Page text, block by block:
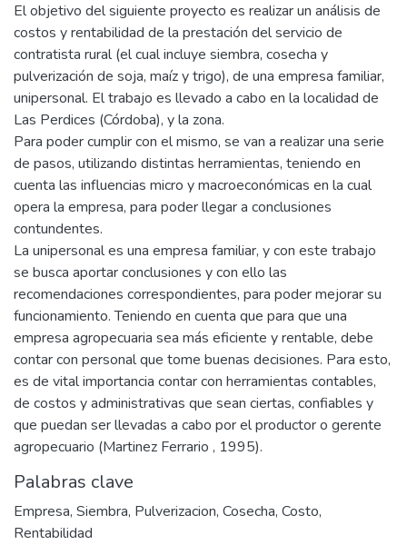
El objetivo del siguiente proyecto es realizar un análisis de
costos y rentabilidad de la prestación del servicio de
contratista rural (el cual incluye siembra, cosecha y
pulverización de soja, maíz y trigo), de una empresa familiar,
unipersonal. El trabajo es llevado a cabo en la localidad de
Las Perdices (Córdoba), y la zona.
Para poder cumplir con el mismo, se van a realizar una serie
de pasos, utilizando distintas herramientas, teniendo en
cuenta las influencias micro y macroeconómicas en la cual
opera la empresa, para poder llegar a conclusiones
contundentes.
La unipersonal es una empresa familiar, y con este trabajo
se busca aportar conclusiones y con ello las
recomendaciones correspondientes, para poder mejorar su
funcionamiento. Teniendo en cuenta que para que una
empresa agropecuaria sea más eficiente y rentable, debe
contar con personal que tome buenas decisiones. Para esto,
es de vital importancia contar con herramientas contables,
de costos y administrativas que sean ciertas, confiables y
que puedan ser llevadas a cabo por el productor o gerente
agropecuario (Martinez Ferrario , 1995).
Palabras clave
Empresa, Siembra, Pulverizacion, Cosecha, Costo,
Rentabilidad